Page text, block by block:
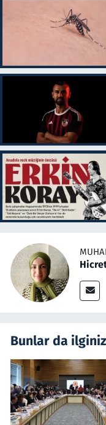
Bunlar da